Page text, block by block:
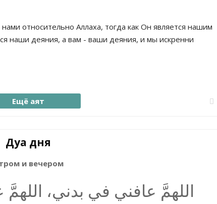
относительно Аллаха, тогда как Он является нашим
наши деяния, а вам - ваши деяния, и мы искренни
Ещё аят
Дуа дня
и вечером
اللهمَّ عافني في بدني،